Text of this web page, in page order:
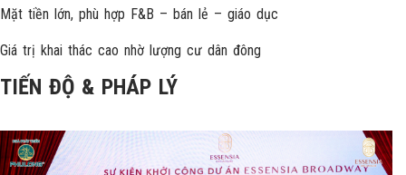
Mặt tiền lớn, phù hợp F&B – bán lẻ – giáo dục
Giá trị khai thác cao nhờ lượng cư dân đông
TIẾN ĐỘ & PHÁP LÝ